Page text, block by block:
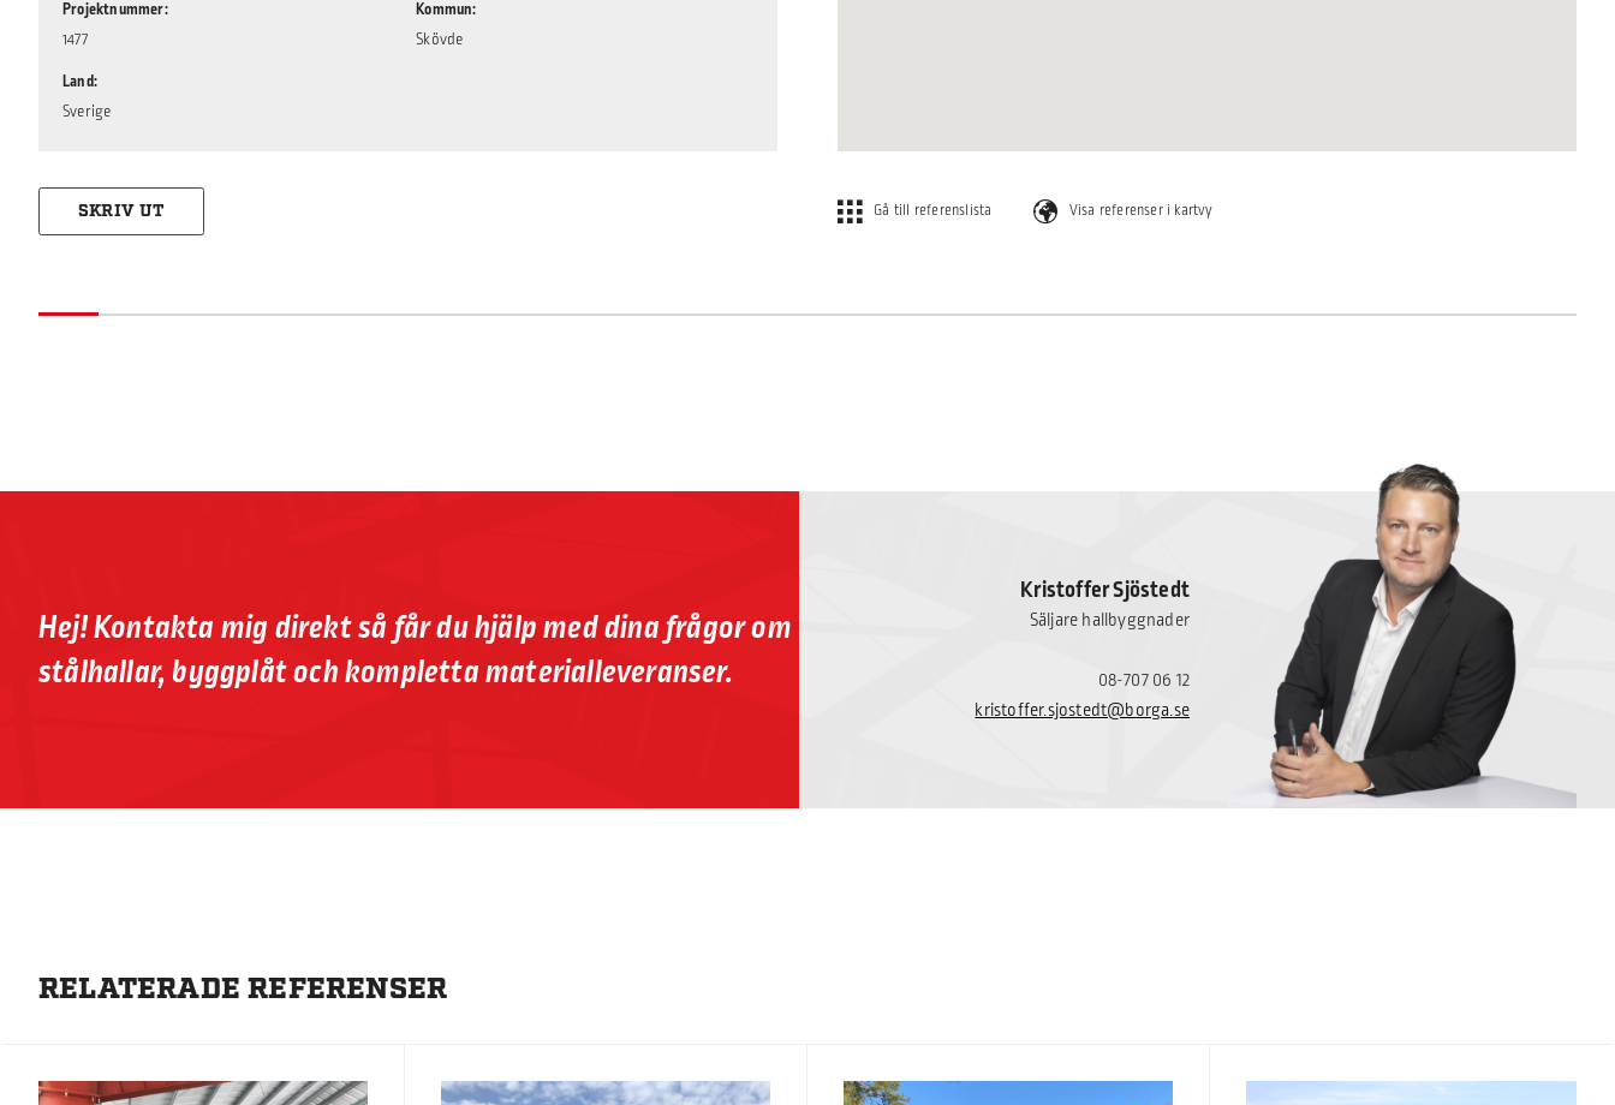
Projektnummer
1477
Land
Sverige
Kommun
Skövde
SKRIV UT Gå till referenslista Visa referenser i kartvy
Kristoffer Sjöstedt
Säljare hallbyggnader
08-707 06 12
kristoffer.sjostedt@borga.se
Hej! Kontakta mig direkt så får du hjälp med dina frågor om
stålhallar, byggplåt och kompletta materialleveranser.
RELATERADE REFERENSER